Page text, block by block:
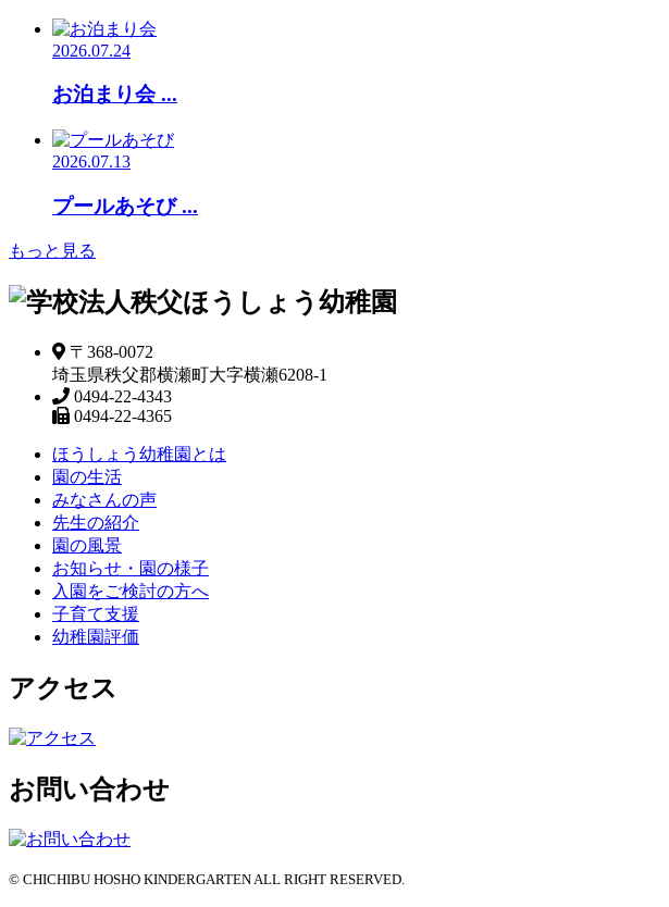
2026.07.24
お泊まり会 ...
2026.07.13
プールあそび ...
もっと見る
〒368-0072
埼玉県秩父郡横瀬町大字横瀬6208-1
0494-22-4343
0494-22-4365
ほうしょう幼稚園とは
園の生活
みなさんの声
先生の紹介
園の風景
お知らせ・園の様子
入園をご検討の方へ
子育て支援
幼稚園評価
アクセス
お問い合わせ
© CHICHIBU HOSHO KINDERGARTEN ALL RIGHT RESERVED.